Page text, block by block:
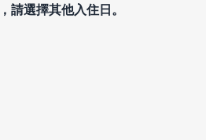
請選擇其他入住日。